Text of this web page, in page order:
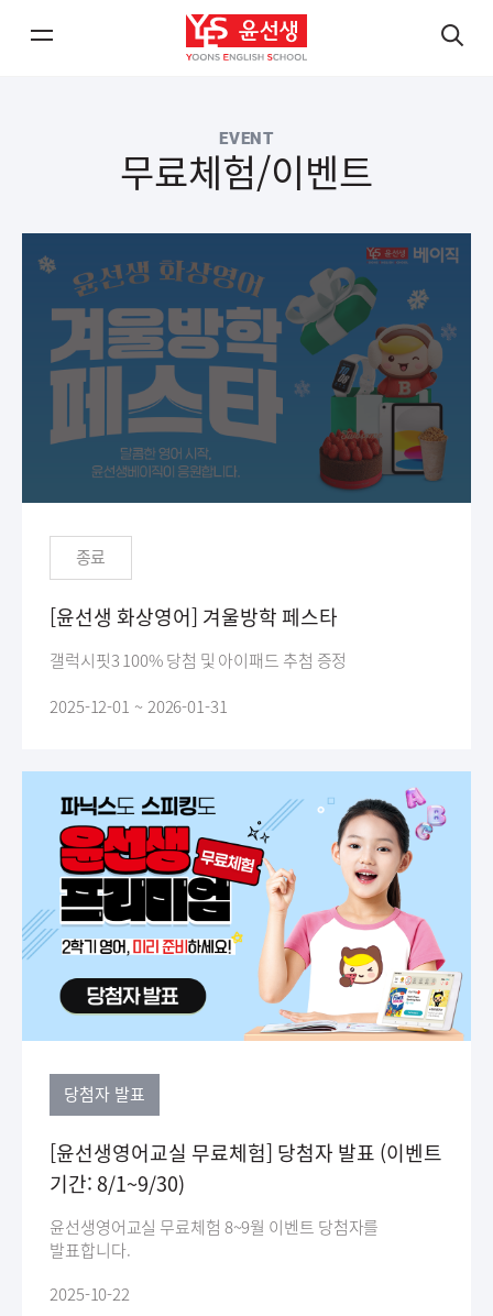
기
기
EVENT
무료체험/이벤트
종료
[윤선생 화상영어] 겨울방학 페스타
갤럭시핏3 100% 당첨 및 아이패드 추첨 증정
2025-12-01 ~ 2026-01-31
당첨자 발표
[윤선생영어교실 무료체험] 당첨자 발표 (이벤트
기간: 8/1~9/30)
윤선생영어교실 무료체험 8~9월 이벤트 당첨자를
발표합니다.
2025-10-22